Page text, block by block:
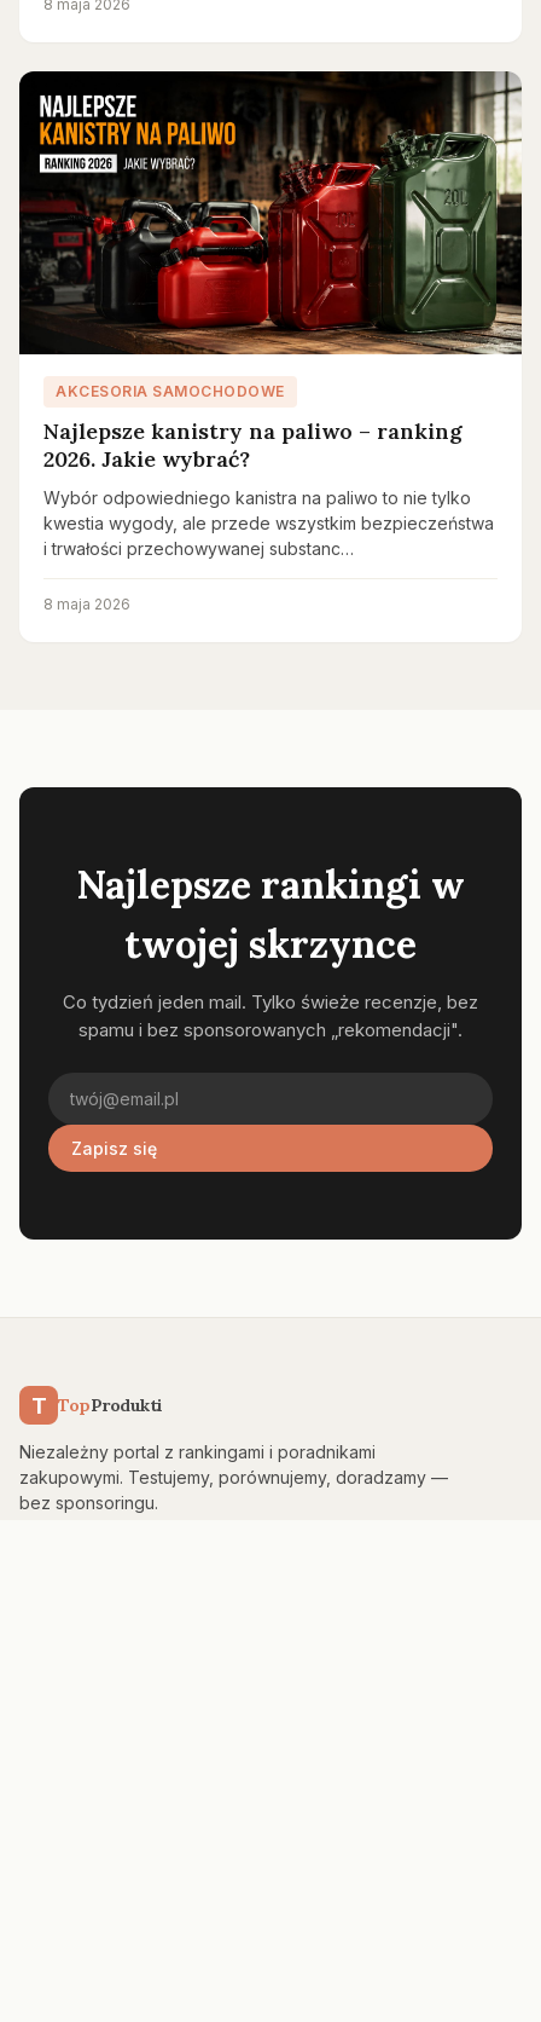
8 maja 2026
AKCESORIA SAMOCHODOWE
Najlepsze kanistry na paliwo – ranking
2026. Jakie wybrać?
Wybór odpowiedniego kanistra na paliwo to nie tylko
kwestia wygody, ale przede wszystkim bezpieczeństwa
i trwałości przechowywanej substanc…
8 maja 2026
Najlepsze rankingi w
twojej skrzynce
Co tydzień jeden mail. Tylko świeże recenzje, bez
spamu i bez sponsorowanych „rekomendacji".
Zapisz się
T TopProdukti
Niezależny portal z rankingami i poradnikami
zakupowymi. Testujemy, porównujemy, doradzamy —
bez sponsoringu.